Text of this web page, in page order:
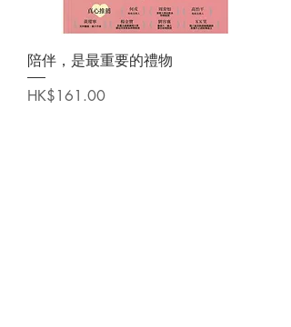
陪伴，是最重要的禮物
Price
HK$161.00